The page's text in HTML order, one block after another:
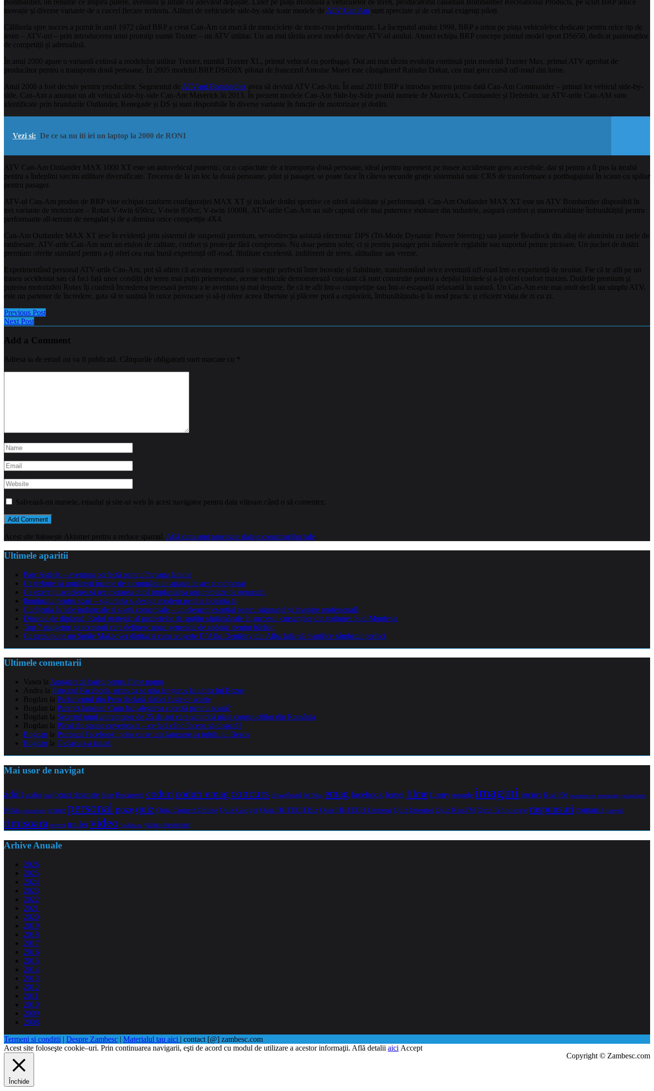
inovație și diverse variante de a cuceri fiecare teritoriu. Alături de vehiculele side-by-side toate modele de ATV Can Am sunt apreciate și de cei mai exigenți piloți.
Călătoria spre succes a pornit în anul 1972 când BRP a creat Can-Am ca marcă de motociclete de moto-cros performante. La începutul anului 1998, BRP a intrat pe piața vehiculelor dedicate pentru orice tip de
teren – ATV-uri – prin introducerea unui prototip numit Traxter – un ATV utilitar. Un an mai târziu acest model devine ATV-ul anului. Atunci echipa BRP concepe primul model sport DS650, dedicat pasionaților
de competiții și adrenalină.
În anul 2000 apare o variantă extinsă a modelului utilitar Traxter, numită Traxter XL, primul vehicul cu portbagaj. Doi ani mai târziu evoluția continuă prin modelul Traxter Max, primul ATV aprobat de
producător pentru a transporta două persoane. În 2005 modelul BRP DS650X pilotat de francezul Antoine Morel este câștigătorul Raliului Dakar, cea mai grea cursă off-road din lume.
Anul 2006 a fost decisiv pentru producător. Segmentul de ATV-uri Bombardieravea să devină ATV Can-Am. În anul 2010 BRP a introdus pentru prima dată Can-Am Commander – primul lor vehicul side-by-
side. Can-Am a anunțat un alt vehicul side-by-side Can-Am Maverick în 2013. În prezent modele Can-Am Side-by-Side poartă numele de Maverick, Commander și Defender, iar ATV-urile Can-AM sunt
identificate prin brandurile Outlander, Renegade și DS și sunt disponibile în diverse variante în funcție de motorizare și dotări.
Vezi si: De ce sa nu iti iei un laptop la 2000 de RONI
ATV Can-Am Outlander MAX 1000 XT este un autovehicul puternic, cu o capacitate de a transporta două persoane, ideal pentru agrement pe trasee accidentate greu accesibile, dar și pentru a fi pus la treabă
pentru a îndeplini sarcini utilitare diversificate. Trecerea de la un loc la două persoane, pilot și pasager, se poate face în câteva secunde grație sistemului unic CRS de transformare a portbagajului în scaun cu spătar
pentru pasager.
ATV-ul Can-Am produs de BRP vine echipat conform configurației MAX XT și include dotări sportive ce oferă stabilitate și performanță. Can-Am Outlander MAX XT este un ATV Bombardier disponibil în
trei variante de motorizare – Rotax V-twin 650cc, V-twin 850cc, V-twin 1000R. ATV-urile Can-Am au sub capotă cele mai puternice motoare din industrie, asigură confort și manevrabilitate îmbunătățită pentru
performante all-terrain de neegalat și de a domina orice competiție 4X4.
Can-Am Outlander MAX XT iese în evidență prin sistemul de suspensii premium, servodirecția asistată electronic DPS (Tri-Mode Dynamic Power Steering) sau jantele Beadlock din aliaj de aluminiu cu inele de
ranforsare. ATV-urile Can-Am sunt un etalon de calitate, confort și protecție fără compromis. Nu doar pentru șofer, ci și pentru pasager prin mânerele reglabile sau suportul pentru picioare. Un pachet de dotări
premium oferite standard pentru a-ți oferi cea mai bună experiență off-road, fibilitate excelentă, indiferent de teren, altitudine sau vreme.
Experimentând personal ATV-urile Can-Am, pot să afirm că acestea reprezintă o sinergie perfectă între inovație și fiabilitate, transformând orice aventură off-road într-o experiență de neuitat. Fie că te afli pe un
traseu accidentat sau că faci față unor condiții de teren mai puțin prietenoase, aceste vehicule demonstrează constant că sunt construite pentru a depăși limitele și a-ți oferi confort maxim. Dotările premium și
puterea motorizării Rotax îți conferă încrederea necesară pentru a te aventura și mai departe, fie că te afli într-o competiție sau într-o escapadă relaxantă în natură. Un Can-Am este mai mult decât un simplu ATV,
este un partener de încredere, gata să te susțină în orice provocare și să-ți ofere aceea libertate și plăcere pură a explorării, îmbunătățindu-ți în mod practic și eficient viața de zi cu zi.
Previous Post
Next Post
Add a Comment
Adresa ta de email nu va fi publicată. Câmpurile obligatorii sunt marcate cu
Salvează-mi numele, emailul și site-ul web în acest navigator pentru data viitoare când o să comentez.
Acest site folosește Akismet pentru a reduce spamul. Află cum sunt procesate datele comentariilor tale
Ultimele aparitii
Parc Astérix – aventura perfectă pentru întreaga familie
Ce trebuie să urmărești înainte de a cumpăra un aparat de aer condiționat
Ce exerciții accelerează recuperarea după implantarea unei proteze de genunchi
Iluminatul pentru scari – siguranta si design modern pentru locuinta ta
Curățenia în hale industriale și spații comerciale – un element esențial pentru siguranță și imagine profesională
Dincolo de diplomă: Rolul strategic al pachetelor de sprijin săptămânale în succesul cursanților din regiunea Sud-Muntenia
Top 7 gadgeturi și accesorii care definesc noua generație de cadouri pentru bărbați
Ce presupune un Smile Makeover digital și cum reușește D’Alba Dentistry din Alba Iulia să planifice zâmbetul perfect
Ultimele comentarii
Vasea la Angajari de baieti pentru filme porno
Andra la Patronul Facebook, prins ca se uita languros la iubita lui Bezos
Bogdan la Parlamentul din Peru declară război fustelor scurte
Bogdan la Parchet laminat: Cum faci alegerea corectă pentru acasă?
Bogdan la Secretul unui antreprenor de 25 de ani care schimbă piața construcțiilor din România
Bogdan la Părul tău spune povestea ta – ce faci când începe să dispară?
Bogdan la Patronul Facebook, prins ca se uita languros la iubita lui Bezos
Bogdan la Ciolacu s-a tatuat!
Mai usor de navigat
adult audio bani benzi desenate blog Bucuresti coduricoduri emag concurs download DVDRip emag facebook femei filme funny google imagini jocuri Kiss FM maramures messenger noiembrie
Nokia octombrie orange personal pozequiz Quiz Comert Online Quiz Gadget Quiz HI-TECH Biz Quiz HI-TECH Oameni Quiz Internet Quiz KissFM Quiz Tehnologie raspunsuri romania sugestii
timisoara torrent trailer video Vodafone yahoo messenger
Arhive Anuale
2026
2025
2024
2023
2022
2021
2020
2019
2018
2017
2016
2015
2014
2013
2012
2011
2010
2009
2008
Termeni si conditii | Despre Zambesc | Materialul tau aici | contact [@] zambesc.com
Copyright © Zambesc.com
Acest site foloseşte cookie–uri. Prin continuarea navigarii, eşti de acord cu modul de utilizare a acestor informaţii. Află detalii aici Accept
Închide